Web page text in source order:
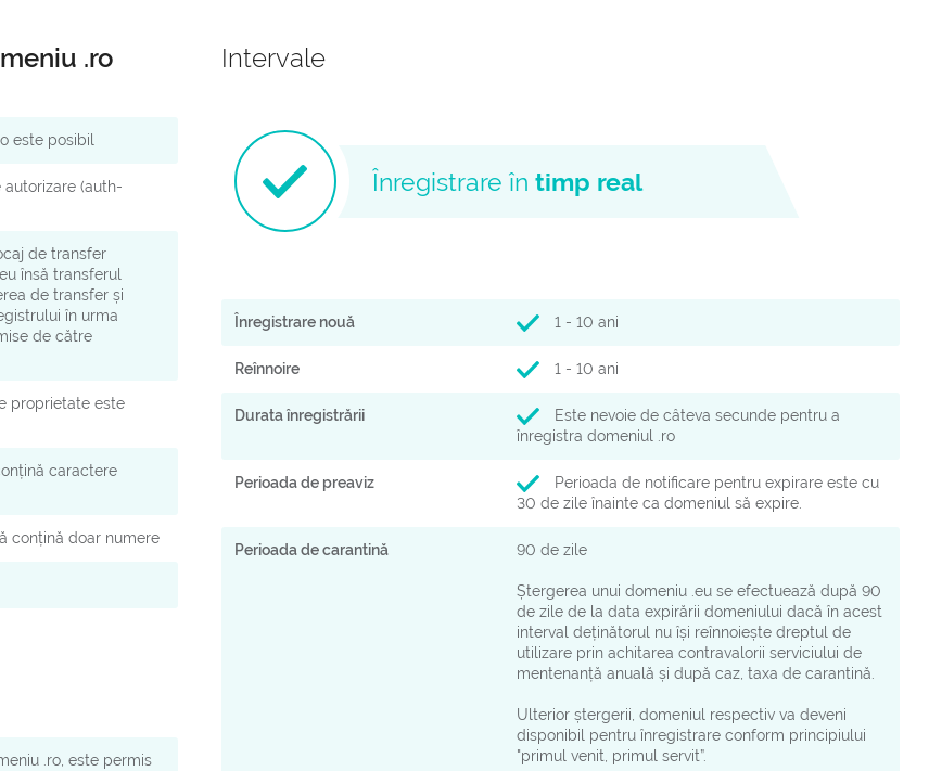
.ro
este posibil
autorizare (auth-
de transfer
însă transferul
de transfer și
în urma
de către
proprietate este
caractere
conțină doar numere
.ro, este permis
Intervale
Înregistrare în timp real
Înregistrare nouă 1 - 10 ani
Reînnoire 1 - 10 ani
Durata înregistrării
Este nevoie de câteva secunde pentru a
înregistra domeniul .ro
Perioada de preaviz
Perioada de notificare pentru expirare este cu
30 de zile înainte ca domeniul să expire.
Perioada de carantină 90 de zile
Ștergerea unui domeniu .eu se efectuează după 90
de zile de la data expirării domeniului dacă în acest
interval deținătorul nu își reînnoiește dreptul de
utilizare prin achitarea contravalorii serviciului de
mentenanță anuală și după caz, taxa de carantină.
Ulterior ștergerii, domeniul respectiv va deveni
disponibil pentru înregistrare conform principiului
"primul venit, primul servit”.